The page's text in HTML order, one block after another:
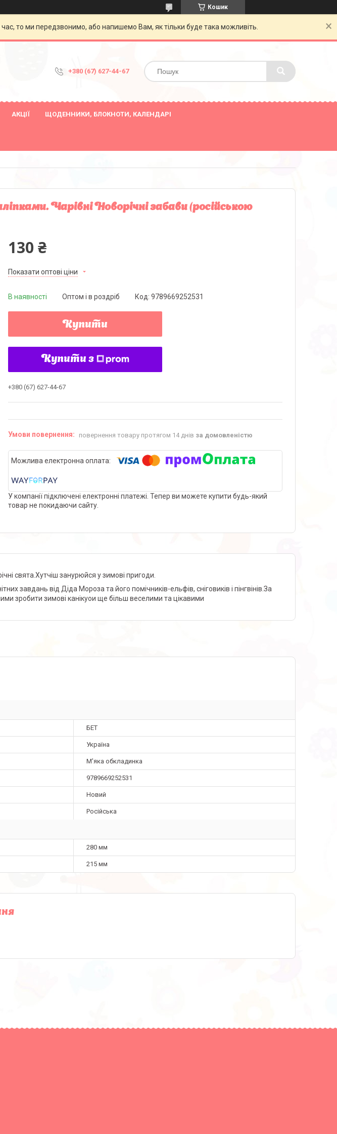
Кошик
то ми передзвонимо, або напишемо Вам, як тільки буде така можливіть.
+380 (67) 627-44-67
АКЦІЇ ЩОДЕННИКИ, БЛОКНОТИ, КАЛЕНДАРІ
Чарівні Новорічні забави (російською
130 ₴
Показати оптові ціни
В наявності Оптом і в роздріб Код: 9789669252531
Купити
Купити з
+380 (67) 627-44-67
повернення товару протягом 14 днів за домовленістю
У компанії підключені електронні платежі. Тепер ви можете купити будь-який
товар не покидаючи сайту.
свята.Хутчіш занурюйся у зимові пригоди.
завдань від Діда Мороза та його помічників-ельфів, сніговиків і пінгвінів.За
зробити зимові канікуои ще більш веселими та цікавими
БЕТ
Україна
М'яка обкладинка
9789669252531
Новий
Російська
280 мм
215 мм